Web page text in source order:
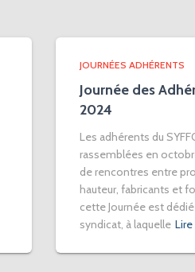
JOURNÉES ADHÉRENTS
Journée des
2024
Les adhérents du
rassemblées en
de rencontres entre
hauteur, fabricants et
cette Journée est
syndicat, à laquelle